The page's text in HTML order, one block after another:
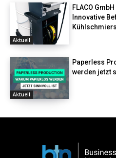
Aktuell
FLACO
Innovative
Aktuell
Paperless
werden jetzt